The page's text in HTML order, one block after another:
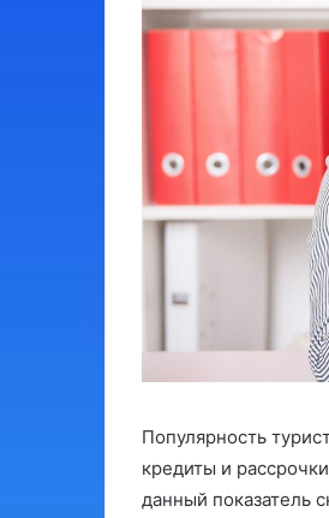
Популярность
кредиты и
данный показатель